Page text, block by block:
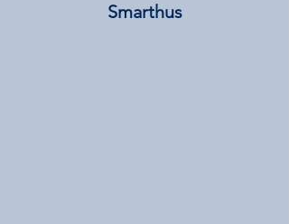
Smarthus